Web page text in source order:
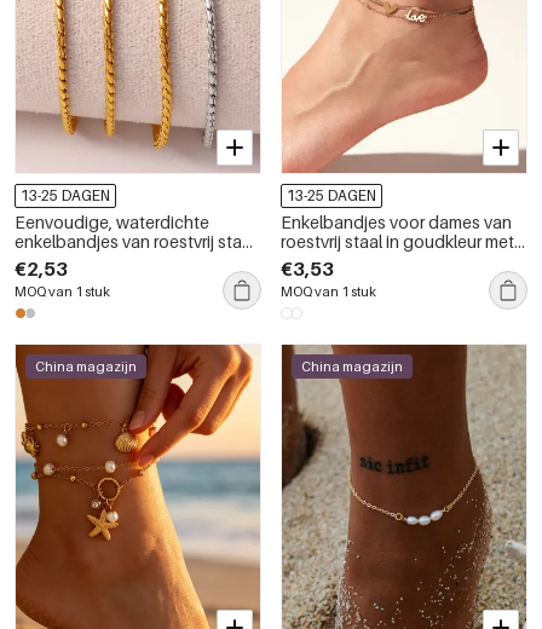
13-25 DAGEN
Eenvoudige, waterdichte
enkelbandjes van roestvrij staal
met schakels in goudkleur
€2,53
MOQ van 1 stuk
13-25 DAGEN
Enkelbandjes voor dames van
roestvrij staal in goudkleur met
hartmotief
€3,53
MOQ van 1 stuk
China magazijn China magazijn